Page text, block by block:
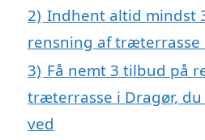
2) Indhent altid mindst
rensning af træterrasse
3) Få nemt 3 tilbud på
træterrasse i Dragør,
ved